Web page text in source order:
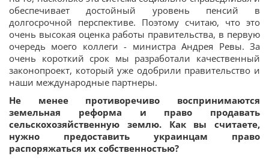
обеспечивает достойный уровень пенсий в
долгосрочной перспективе. Поэтому считаю, что это
очень высокая оценка работы правительства, в первую
очередь моего коллеги - министра Андрея Ревы. За
очень короткий срок мы разработали качественный
законопроект, который уже одобрили правительство и
наши международные партнеры.
Не менее противоречиво воспринимаются
земельная реформа и право продавать
сельскохозяйственную землю. Как вы считаете,
нужно предоставить украинцам право
распоряжаться их собственностью?